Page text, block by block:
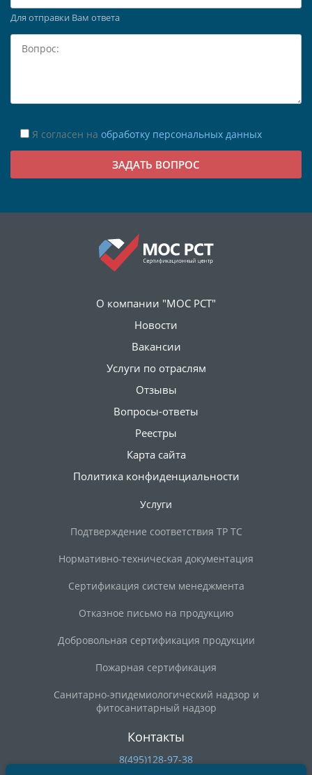
Для отправки Вам ответа
Я согласен на обработку персональных данных
О компании "МОС РСТ"
Новости
Вакансии
Услуги по отраслям
Отзывы
Вопросы-ответы
Реестры
Карта сайта
Политика конфиденциальности
Услуги
Подтверждение соответствия ТР ТС
Нормативно-техническая документация
Сертификация систем менеджмента
Отказное письмо на продукцию
Добровольная сертификация продукции
Пожарная сертификация
Санитарно-эпидемиологический надзор и
фитосанитарный надзор
Контакты
8(495)128-97-38